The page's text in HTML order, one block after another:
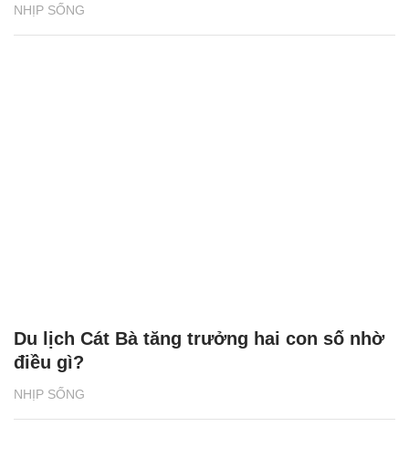
NHỊP SỐNG
NHỊP SỐNG
Du lịch Cát Bà tăng trưởng hai con số nhờ
điều gì?